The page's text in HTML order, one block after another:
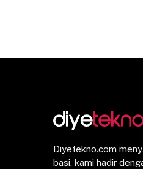
Diyetekno.com
basi, kami hadir